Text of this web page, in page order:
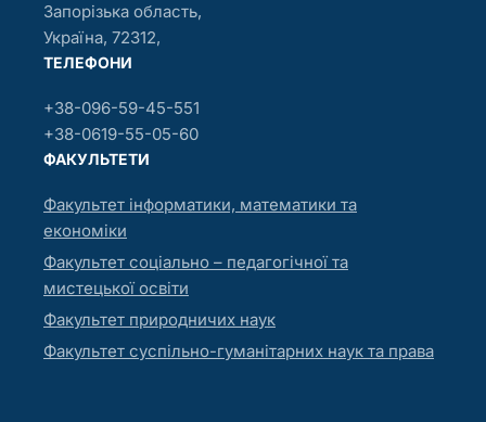
Запорізька область,
Україна, 72312,
ТЕЛЕФОНИ
+38-096-59-45-551
+38-0619-55-05-60
ФАКУЛЬТЕТИ
Факультет інформатики, математики та
економіки
Факультет соціально – педагогічної та
мистецької освіти
Факультет природничих наук
Факультет суспільно-гуманітарних наук та права